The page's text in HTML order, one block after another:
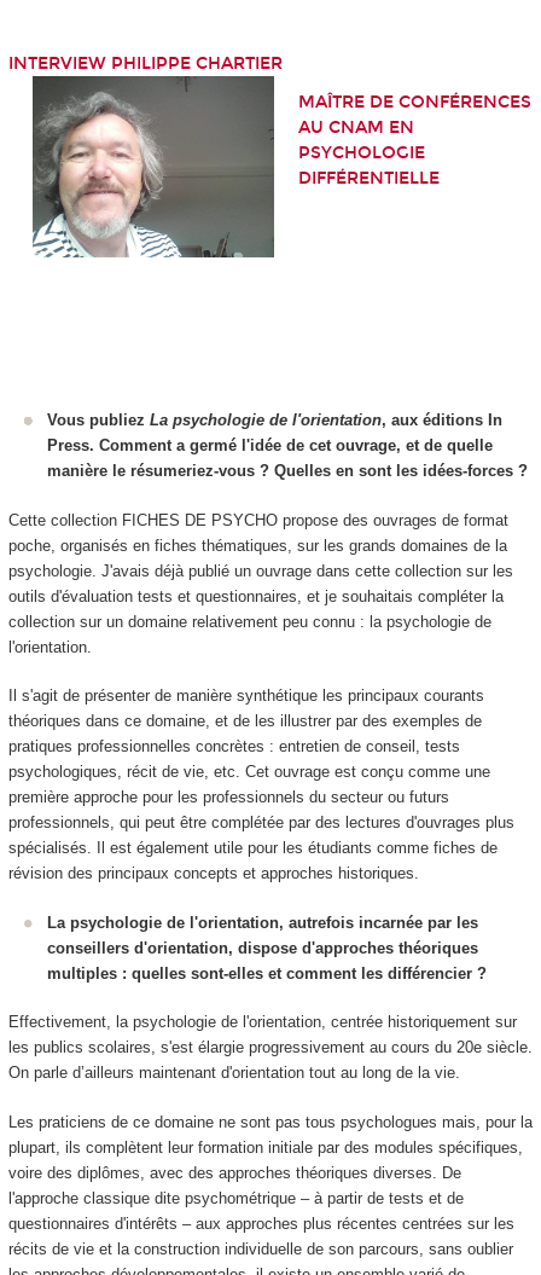
INTERVIEW PHILIPPE CHARTIER
MAÎTRE DE CONFÉRENCES
AU CNAM EN
PSYCHOLOGIE
DIFFÉRENTIELLE
Vous publiez La psychologie de l'orientation, aux éditions In
Press. Comment a germé l'idée de cet ouvrage, et de quelle
manière le résumeriez-vous ? Quelles en sont les idées-forces ?
Cette collection FICHES DE PSYCHO propose des ouvrages de format
poche, organisés en fiches thématiques, sur les grands domaines de la
psychologie. J'avais déjà publié un ouvrage dans cette collection sur les
outils d'évaluation tests et questionnaires, et je souhaitais compléter la
collection sur un domaine relativement peu connu : la psychologie de
l'orientation.
Il s'agit de présenter de manière synthétique les principaux courants
théoriques dans ce domaine, et de les illustrer par des exemples de
pratiques professionnelles concrètes : entretien de conseil, tests
psychologiques, récit de vie, etc. Cet ouvrage est conçu comme une
première approche pour les professionnels du secteur ou futurs
professionnels, qui peut être complétée par des lectures d'ouvrages plus
spécialisés. Il est également utile pour les étudiants comme fiches de
révision des principaux concepts et approches historiques.
La psychologie de l'orientation, autrefois incarnée par les
conseillers d'orientation, dispose d'approches théoriques
multiples : quelles sont-elles et comment les différencier ?
Effectivement, la psychologie de l'orientation, centrée historiquement sur
les publics scolaires, s'est élargie progressivement au cours du 20e siècle.
On parle d’ailleurs maintenant d'orientation tout au long de la vie.
Les praticiens de ce domaine ne sont pas tous psychologues mais, pour la
plupart, ils complètent leur formation initiale par des modules spécifiques,
voire des diplômes, avec des approches théoriques diverses. De
l'approche classique dite psychométrique – à partir de tests et de
questionnaires d'intérêts – aux approches plus récentes centrées sur les
récits de vie et la construction individuelle de son parcours, sans oublier